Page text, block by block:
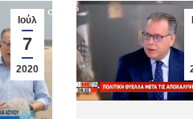
Ιούλ
7
2020